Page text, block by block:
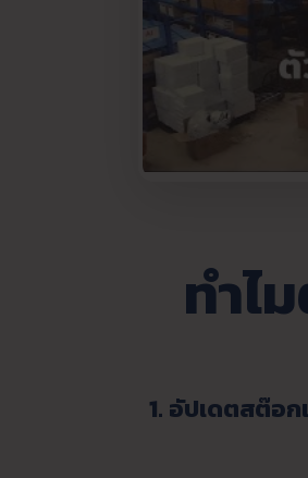
ทำไ
1. อัปเดตสต๊อ